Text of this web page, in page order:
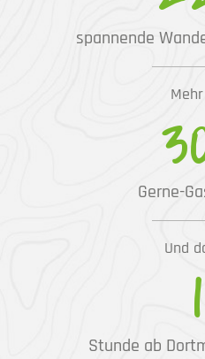
spannende
Gerne-
Und
1
Stunde ab